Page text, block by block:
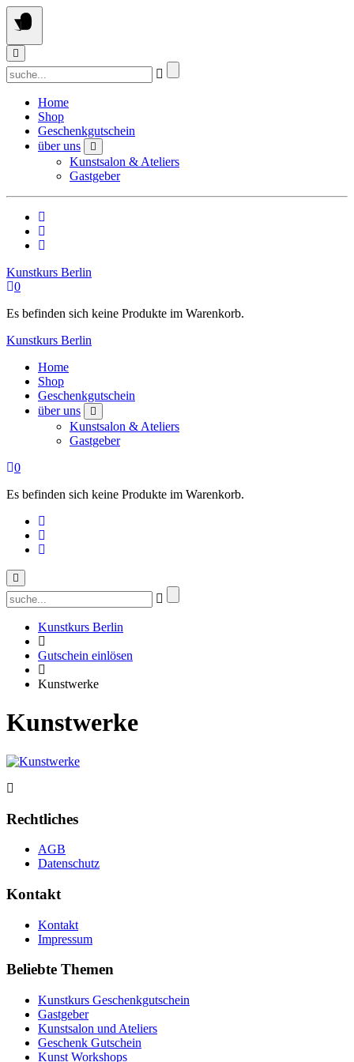
Springe
zum
Inhalt
Suchen
nach:
Home
Shop
Geschenkgutschein
über uns
Kunstsalon & Ateliers
Gastgeber
Kunstkurs Berlin
0
Es befinden sich keine Produkte im Warenkorb.
Kunstkurs Berlin
Home
Shop
Geschenkgutschein
über uns
Kunstsalon & Ateliers
Gastgeber
0
Es befinden sich keine Produkte im Warenkorb.
Suchen
nach:
Kunstkurs Berlin
Gutschein einlösen
Kunstwerke
Kunstwerke
Rechtliches
AGB
Datenschutz
Kontakt
Kontakt
Impressum
Beliebte Themen
Kunstkurs Geschenkgutschein
Gastgeber
Kunstsalon und Ateliers
Geschenk Gutschein
Kunst Workshops